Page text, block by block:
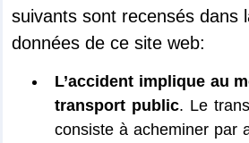
suivants sont recensés dans
données de ce site web:
L’accident implique au
transport public. Le
consiste à acheminer par